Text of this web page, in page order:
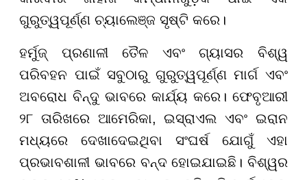
ଗୁରୁତ୍ୱପୂର୍ଣ୍ଣ ଚ୍ୟାଲେଞ୍ଜ ସୃଷ୍ଟି କରେ।
ହର୍ମୁଜ୍ ପ୍ରଣାଳୀ ତୈଳ ଏବଂ ଗ୍ୟାସର ବିଶ୍ୱ
ପରିବହନ ପାଇଁ ସବୁଠାରୁ ଗୁରୁତ୍ୱପୂର୍ଣ୍ଣ ମାର୍ଗ ଏବଂ
ଅବରୋଧ ବିନ୍ଦୁ ଭାବରେ କାର୍ଯ୍ୟ କରେ। ଫେବୃଆରୀ
୨୮ ତାରିଖରେ ଆମେରିକା, ଇସ୍ରାଏଲ ଏବଂ ଇରାନ
ମଧ୍ୟରେ ଦେଖାଦେଇଥିବା ସଂଘର୍ଷ ଯୋଗୁଁ ଏହା
ପ୍ରଭାବଶାଳୀ ଭାବରେ ବନ୍ଦ ହୋଇଯାଇଛି। ବିଶ୍ୱର